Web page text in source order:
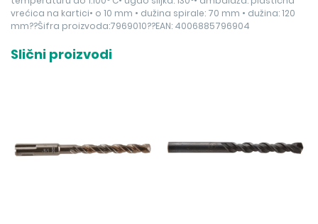
vrećica na kartici• o 10 mm • dužina spirale: 70 mm • dužina: 120
mm??Šifra proizvoda:7969010??EAN: 4006885796904
Slični proizvodi